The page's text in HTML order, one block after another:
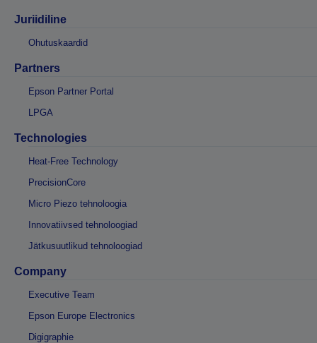
Juriidiline
Ohutuskaardid
Partners
Epson Partner Portal
LPGA
Technologies
Heat-Free Technology
PrecisionCore
Micro Piezo tehnoloogia
Innovatiivsed tehnoloogiad
Jätkusuutlikud tehnoloogiad
Company
Executive Team
Epson Europe Electronics
Digigraphie